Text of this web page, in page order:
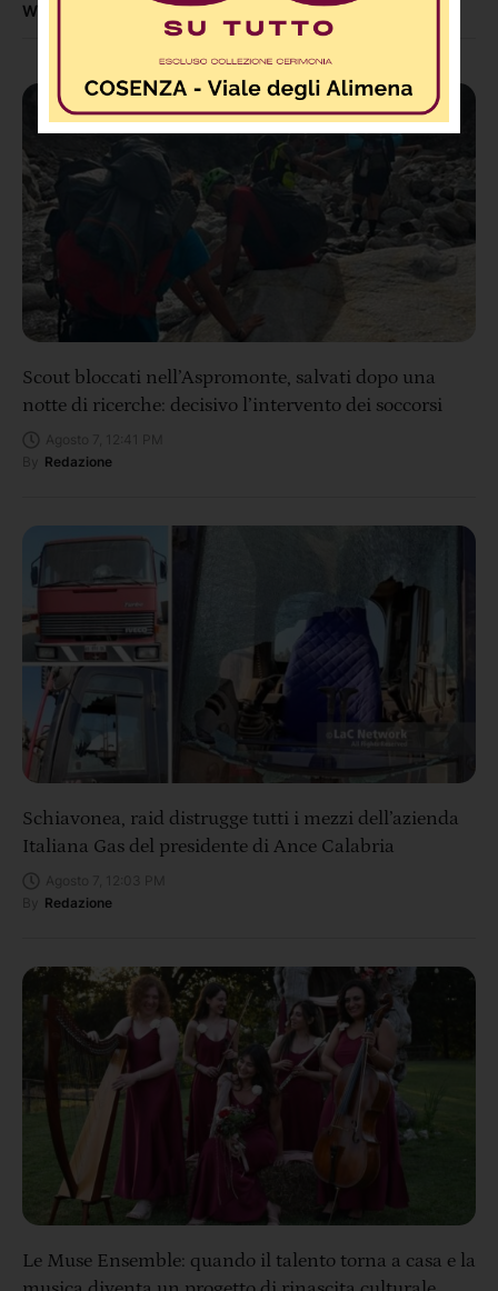
WHAT TO READ NEXT...
Scout bloccati nell’Aspromonte, salvati dopo una
notte di ricerche: decisivo l’intervento dei soccorsi
Redazione
Schiavonea, raid distrugge tutti i mezzi dell’azienda
Italiana Gas del presidente di Ance Calabria
Redazione
Le Muse Ensemble: quando il talento torna a casa e la